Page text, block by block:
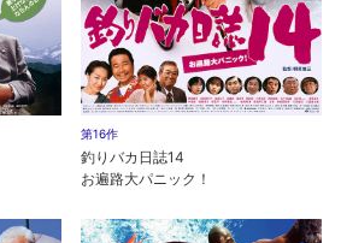
第16作
釣りバカ日誌14
お遍路大パニック！